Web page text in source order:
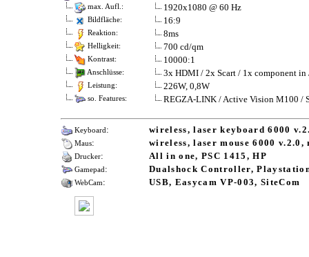
max. Aufl.: 1920x1080 @ 60 Hz
Bildfläche: 16:9
Reaktion: 8ms
Helligkeit: 700 cd/qm
Kontrast: 10000:1
Anschlüsse: 3x HDMI / 2x Scart / 1x component in
Leistung: 226W, 0,8W
so. Features: REGZA-LINK / Active Vision M100 /
Keyboard: wireless, laser keyboard 6000
Maus: wireless, laser mouse 6000
Drucker: All in one, PSC 1415, HP
Gamepad: Dualshock Controller,
WebCam: USB, Easycam VP-003, SiteCom